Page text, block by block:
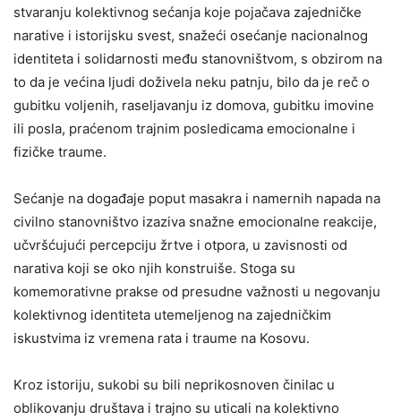
stvaranju kolektivnog sećanja koje pojačava zajedničke
narative i istorijsku svest, snažeći osećanje nacionalnog
identiteta i solidarnosti među stanovništvom, s obzirom na
to da je većina ljudi doživela neku patnju, bilo da je reč o
gubitku voljenih, raseljavanju iz domova, gubitku imovine
ili posla, praćenom trajnim posledicama emocionalne i
fizičke traume.
Sećanje na događaje poput masakra i namernih napada na
civilno stanovništvo izaziva snažne emocionalne reakcije,
učvršćujući percepciju žrtve i otpora, u zavisnosti od
narativa koji se oko njih konstruiše. Stoga su
komemorativne prakse od presudne važnosti u negovanju
kolektivnog identiteta utemeljenog na zajedničkim
iskustvima iz vremena rata i traume na Kosovu.
Kroz istoriju, sukobi su bili neprikosnoven činilac u
oblikovanju društava i trajno su uticali na kolektivno